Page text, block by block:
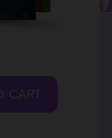
CART